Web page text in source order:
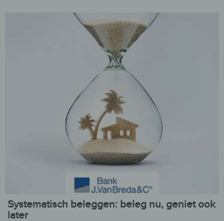
Systematisch beleggen: beleg nu, geniet ook
later